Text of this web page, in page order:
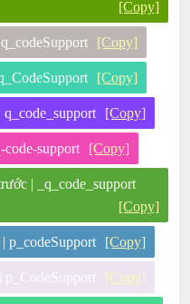
[Copy]
[Copy]
[Copy]
[Copy]
code-support [Copy]
| _q_code_support
[Copy]
p_codeSupport [Copy]
[Copy]